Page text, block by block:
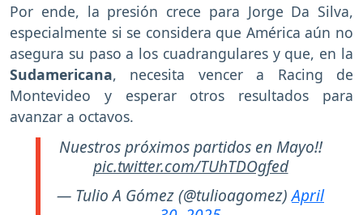
Por ende, la presión crece para Jorge Da Silva,
especialmente si se considera que América aún no
asegura su paso a los cuadrangulares y que, en la
Sudamericana, necesita vencer a Racing de
Montevideo y esperar otros resultados para
avanzar a octavos.
Nuestros próximos partidos en Mayo!!
pic.twitter.com/TUhTDOgfed
— Tulio A Gómez (@tulioagomez)April